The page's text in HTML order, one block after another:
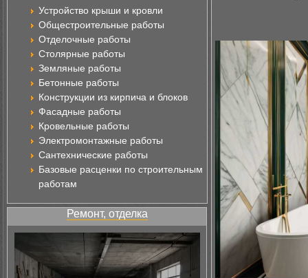
Устройство крыши и кровли
Общестроительные работы
Отделочные работы
Столярные работы
Земляные работы
Бетонные работы
Конструкции из кирпича и блоков
Фасадные работы
Кровельные работы
Электромонтажные работы
Сантехнические работы
Базовые расценки по строительным
работам
Ремонт, отделка